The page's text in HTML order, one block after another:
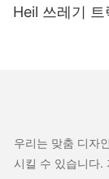
Heil 쓰레기
우리는 맞춤 디자
시킬 수 있습니다.